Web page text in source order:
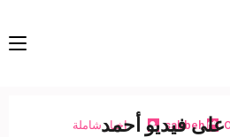
sabbeh اخبار شاملةعلى فيديو أحمد